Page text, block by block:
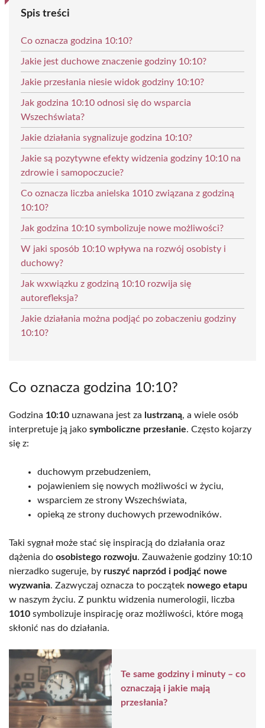
Spis treści
Co oznacza godzina 10:10?
Jakie jest duchowe znaczenie godziny 10:10?
Jakie przesłania niesie widok godziny 10:10?
Jak godzina 10:10 odnosi się do wsparcia
Wszechświata?
Jakie działania sygnalizuje godzina 10:10?
Jakie są pozytywne efekty widzenia godziny 10:10 na
zdrowie i samopoczucie?
Co oznacza liczba anielska 1010 związana z godziną
10:10?
Jak godzina 10:10 symbolizuje nowe możliwości?
W jaki sposób 10:10 wpływa na rozwój osobisty i
duchowy?
Jak wxwiązku z godziną 10:10 rozwija się
autorefleksja?
Jakie działania można podjąć po zobaczeniu godziny
10:10?
Co oznacza godzina 10:10?
Godzina 10:10 uznawana jest za lustrzaną, a wiele osób
interpretuje ją jako symboliczne przesłanie. Często kojarzy
się z:
duchowym przebudzeniem,
pojawieniem się nowych możliwości w życiu,
wsparciem ze strony Wszechświata,
opieką ze strony duchowych przewodników.
Taki sygnał może stać się inspiracją do działania oraz
dążenia do osobistego rozwoju. Zauważenie godziny 10:10
nierzadko sugeruje, by ruszyć naprzód i podjąć nowe
wyzwania. Zazwyczaj oznacza to początek nowego etapu
w naszym życiu. Z punktu widzenia numerologii, liczba
1010 symbolizuje inspirację oraz możliwości, które mogą
skłonić nas do działania.
Te same godziny i minuty – co
oznaczają i jakie mają
przesłania?